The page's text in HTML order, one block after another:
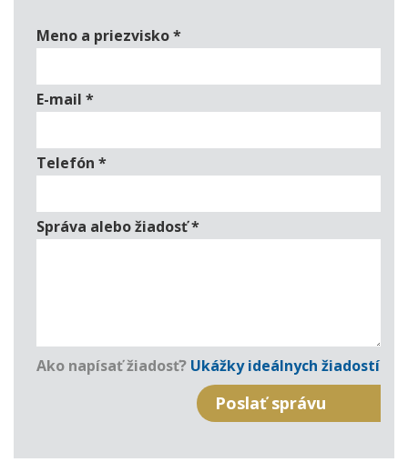
Meno a priezvisko*
E-mail *
Telefón *
Správa alebo žiadosť*
Ako napísať žiadosť? Ukážky ideálnych žiadostí